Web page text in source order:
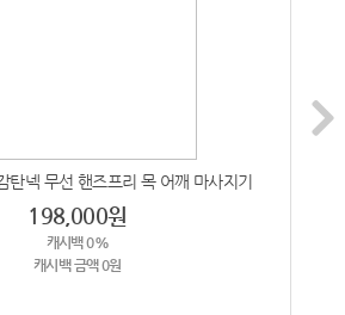
탄넥 무선 핸즈프리 목 어깨 마사지기
198,000원
캐시백 0%
캐시백 금액 0원